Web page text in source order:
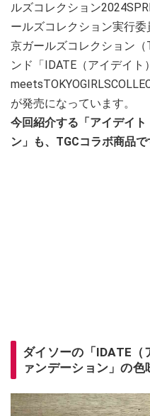
ルズコレクション
ールズコレクション実行
京ガールズコレクション
ンド「IDATE（アイデイト）
が発売になっています。
今回紹介する「アイデイ
ン」も、TGCコラボ商品で
ダイソーの「IDATE（
ァンデーション」の色